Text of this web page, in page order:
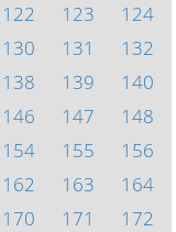
122 123
124
130 131
132
138 139
140
146 147
148
154 155
156
162 163
164
170 171
172